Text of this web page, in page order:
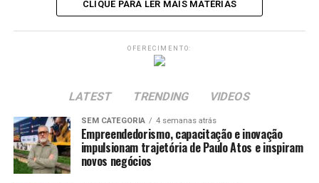
CLIQUE PARA LER MAIS MATÉRIAS
OFERECIMENTO:
LATEST TRENDING VIDEOS
SEM CATEGORIA 4 semanas atrás
Empreendedorismo, capacitação e inovação
impulsionam trajetória de Paulo Atos e inspiram
novos negócios